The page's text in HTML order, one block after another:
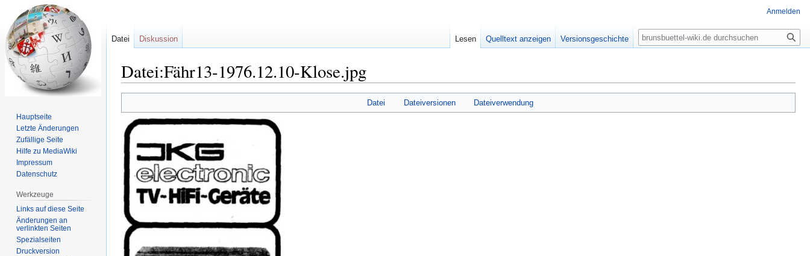
Datei:Fähr13-1976.12.10-Klose.jpg
Navigation
springen
Suche
springen
Datei Dateiversionen Dateiverwendung
Anmelden
Datei Diskussion Lesen Quelltext anzeigen Versionsgeschichte
Suche
Hauptseite
Letzte Änderungen
Zufällige Seite
Hilfe zu MediaWiki
Impressum
Datenschutz
Werkzeuge
Links auf diese Seite
Änderungen an
verlinkten Seiten
Spezialseiten
Druckversion